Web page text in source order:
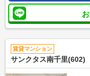
賃貸マンション
サンクタス南千里(602)